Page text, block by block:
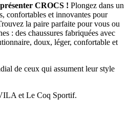
CROCS ! Plongez dans un
confortables et innovantes pour
la paire parfaite pour vous ou
: des chaussures fabriquées avec
doux, léger, confortable et
de ceux qui assument leur style
et Le Coq Sportif.